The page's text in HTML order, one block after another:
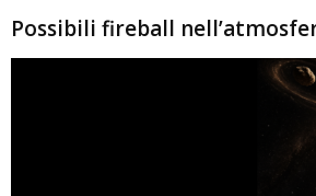
Possibili fireball